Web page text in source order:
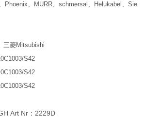
Phoenix、MURR、schmersal、Helukabel、Sie
三菱Mitsubishi
S42
S42
S42
Art Nr：2229D